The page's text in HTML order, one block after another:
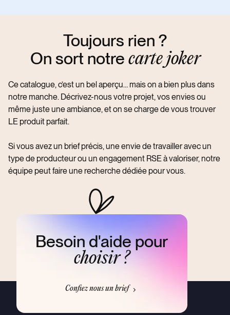
Toujours rien ?
On sort notre carte joker
Ce catalogue, c’est un bel aperçu… mais on a bien plus dans
notre manche. Décrivez-nous votre projet, vos envies ou
même juste une ambiance, et on se charge de vous trouver
LE produit parfait.
Si vous avez un brief précis, une envie de travailler avec un
type de producteur ou un engagement RSE à valoriser, notre
équipe peut faire une recherche dédiée pour vous.
Besoin d'aide pour
choisir ?
Confiez nous un brief